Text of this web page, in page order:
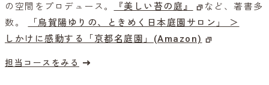
の空間をプロデュース。
『美しい苔の庭』
など、著書多
数。
「烏賀陽ゆりの、ときめく日本庭園サロン」 ＞
しかけに感動する「京都名庭園」(Amazon)
担当コースをみる